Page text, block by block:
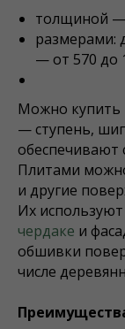
толщиной —
размерами:
— от 570 до
Можно купить
— ступень,
обеспечивают
Плитами
и другие
Их
чердаке и
обшивки
числе